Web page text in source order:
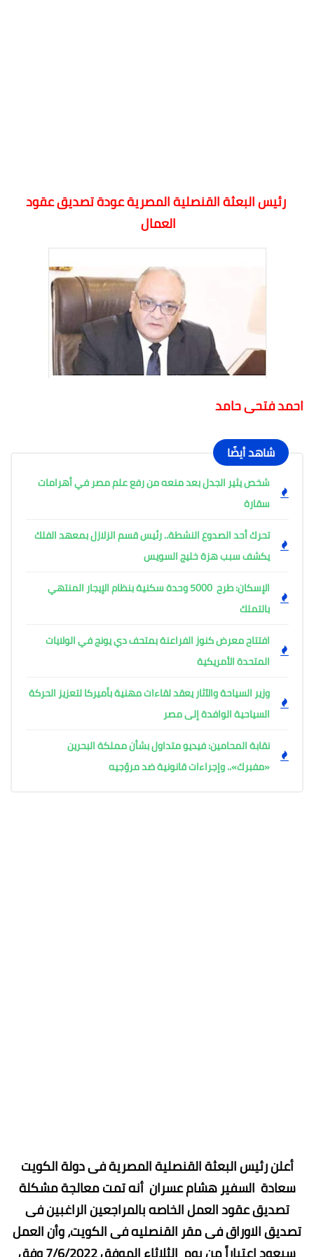
رئيس البعثة القنصلية المصرية عودة تصديق عقود
العمال
احمد فتحى حامد
شاهد أيضًا
شخص يثير الجدل بعد منعه من رفع علم مصر في أهرامات
سقارة
تحرك أحد الصدوع النشطة.. رئيس قسم الزلازل بمعهد الفلك
يكشف سبب هزة خليج السويس
الإسكان: طرح 5000 وحدة سكنية بنظام الإيجار المنتهي
بالتملك
افتتاح معرض كنوز الفراعنة بمتحف دي يونج في الولايات
المتحدة الأمريكية
وزير السياحة والآثار يعقد لقاءات مهنية بأميركا لتعزيز الحركة
السياحية الوافدة إلى مصر
نقابة المحامين: فيديو متداول بشأن مملكة البحرين
«مفبرك».. وإجراءات قانونية ضد مروّجيه
أعلن رئيس البعثة القنصلية المصرية فى دولة الكويت
سعادة السفير هشام عسران أنه تمت معالجة مشكلة
تصديق عقود العمل الخاصه بالمراجعين الراغبين فى
تصديق الاوراق فى مقر القنصليه فى الكويت، وأن العمل